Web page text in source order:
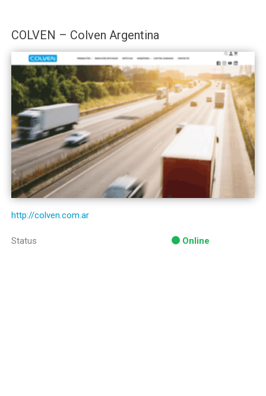
COLVEN – Colven Argentina
http://colven.com.ar
Status Online